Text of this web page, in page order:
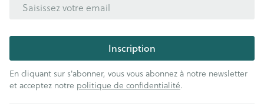
Inscription
En cliquant sur s'abonner, vous vous abonnez à notre newsletter
et acceptez notre politique de confidentialité.